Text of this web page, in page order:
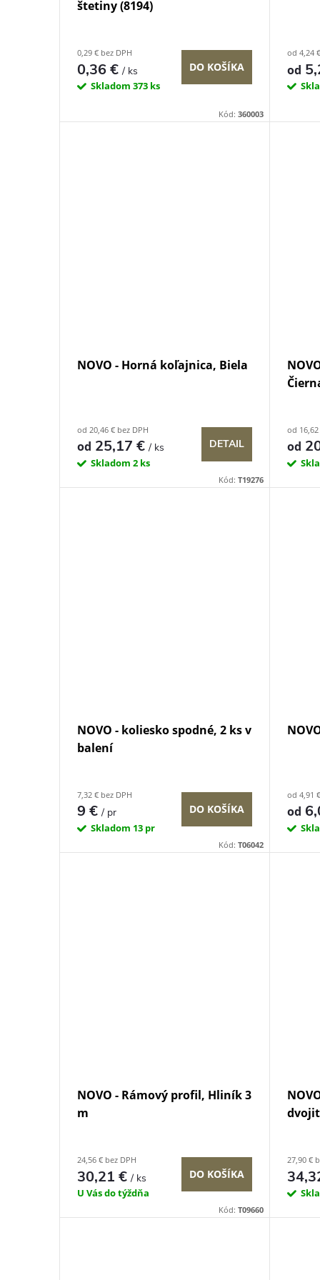
k
štetiny (8194)
0,29 € bez DPH
0,36 €/ ks
Skladom 373 ks
DO KOŠÍKA
Kód:360003
od 4,24
od
NOVO - Horná koľajnica, Biela
od 20,46 € bez DPH
od 25,17 €/ ks
Skladom 2 ks
DETAIL
Kód:T19276
od 16,62
od
NOVO - koliesko spodné, 2 ks v
balení
7,32 € bez DPH
9 €/ pr
Skladom 13 pr
DO KOŠÍKA
Kód:T06042
od 4,91
od
NOVO - Rámový profil, Hliník 3
m
24,56 € bez DPH
30,21 €/ ks
U Vás do týždňa
DO KOŠÍKA
Kód:T09660
27,90 €